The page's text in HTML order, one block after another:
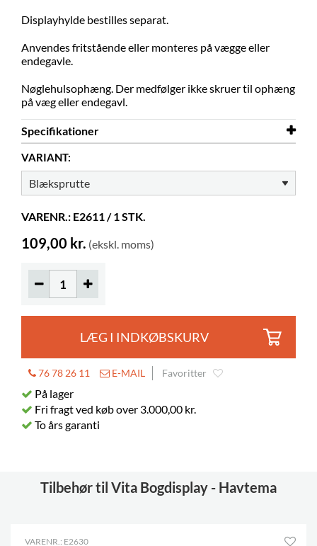
Displayhylde bestilles separat.
Anvendes fritstående eller monteres på vægge eller
endegavle.
Nøglehulsophæng. Der medfølger ikke skruer til ophæng
på væg eller endegavl.
Specifikationer
Bredde
Højde
VARIANT:
VARENR.: E2611 / 1 STK.
109,00 kr. (ekskl. moms)
LÆG I INDKØBSKURV
76 78 26 11 E-MAIL Favoritter
På lager
Fri fragt ved køb over 3.000,00 kr.
To års garanti
Tilbehør til Vita Bogdisplay - Havtema
VARENR.: E2630